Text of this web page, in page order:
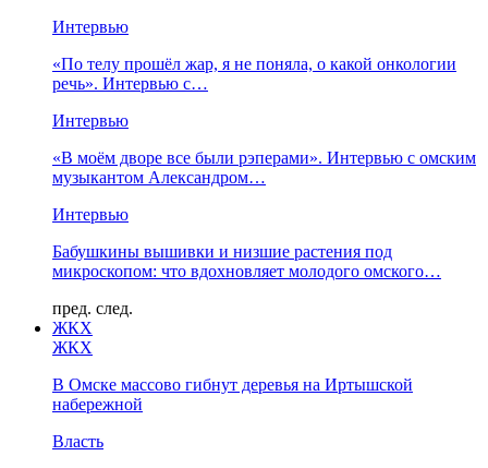
Интервью
«По телу прошёл жар, я не поняла, о какой онкологии
речь». Интервью с…
Интервью
«В моём дворе все были рэперами». Интервью с омским
музыкантом Александром…
Интервью
Бабушкины вышивки и низшие растения под
микроскопом: что вдохновляет молодого омского…
пред. след.
ЖКХ
ЖКХ
В Омске массово гибнут деревья на Иртышской
набережной
Власть